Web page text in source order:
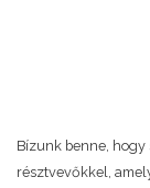
Bízunk benne,
résztvevőkkel,